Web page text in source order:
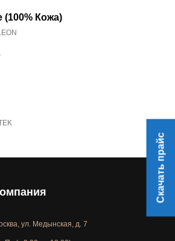
(100% Кожа)
ул. Медынская, д. 7
Скачать прайс